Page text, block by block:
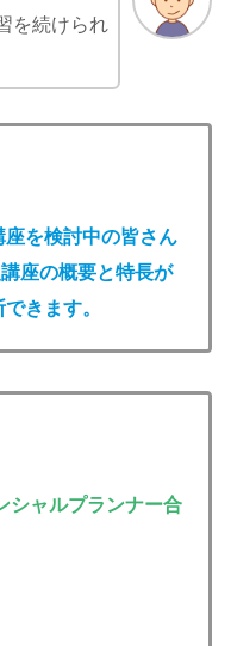
を続けられ
を検討中の皆さん
講座の概要と特長が
きます。
シャルプランナー合